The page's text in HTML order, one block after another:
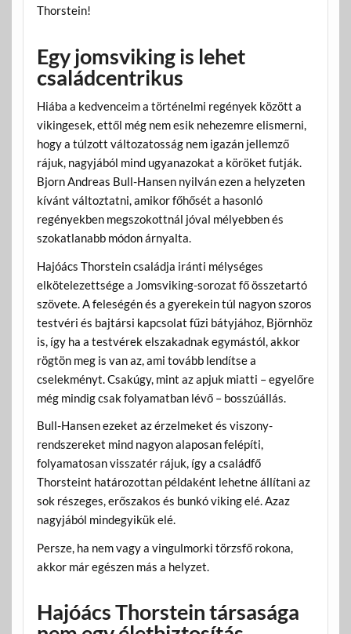
Thorstein!
Egy jomsviking is lehet
családcentrikus
Hiába a kedvenceim a történelmi regények között a
vikingesek, ettől még nem esik nehezemre elismerni,
hogy a túlzott változatosság nem igazán jellemző
rájuk, nagyjából mind ugyanazokat a köröket futják.
Bjorn Andreas Bull-Hansen nyilván ezen a helyzeten
kívánt változtatni, amikor főhősét a hasonló
regényekben megszokottnál jóval mélyebben és
szokatlanabb módon árnyalta.
Hajóács Thorstein családja iránti mélységes
elkötelezettsége a Jomsviking-sorozat fő összetartó
szövete. A feleségén és a gyerekein túl nagyon szoros
testvéri és bajtársi kapcsolat fűzi bátyjához, Björnhöz
is, így ha a testvérek elszakadnak egymástól, akkor
rögtön meg is van az, ami tovább lendítse a
cselekményt. Csakúgy, mint az apjuk miatti – egyelőre
még mindig csak folyamatban lévő – bosszúállás.
Bull-Hansen ezeket az érzelmeket és viszony-
rendszereket mind nagyon alaposan felépíti,
folyamatosan visszatér rájuk, így a családfő
Thorsteint határozottan példaként lehetne állítani az
sok részeges, erőszakos és bunkó viking elé. Azaz
nagyjából mindegyikük elé.
Persze, ha nem vagy a vingulmorki törzsfő rokona,
akkor már egészen más a helyzet.
Hajóács Thorstein társasága